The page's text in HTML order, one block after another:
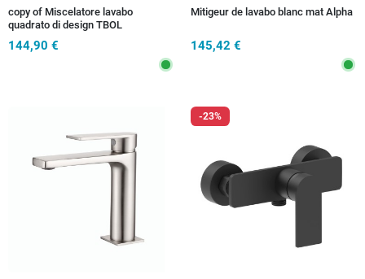
copy of Miscelatore lavabo
quadrato di design TBOL
144,90 €
Mitigeur de lavabo blanc mat Alpha
145,42 €
-23%